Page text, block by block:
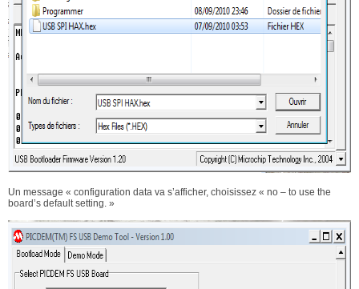
Un message « configuration data va s’afficher, choisissez « no – to use the
board’s default setting. »